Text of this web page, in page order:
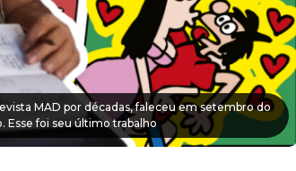
MAD por décadas, faleceu em setembro do
Esse foi seu último trabalho